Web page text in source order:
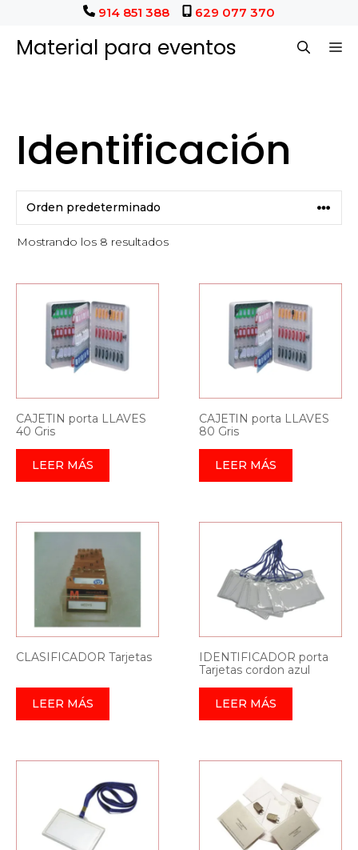
contenido
914 851 388 629 077 370
Material para eventos
Identificación
Mostrando los 8 resultados
CAJETIN porta LLAVES
40 Gris
LEER MÁS
CAJETIN porta LLAVES
80 Gris
LEER MÁS
CLASIFICADOR Tarjetas
LEER MÁS
IDENTIFICADOR porta
Tarjetas cordon azul
LEER MÁS